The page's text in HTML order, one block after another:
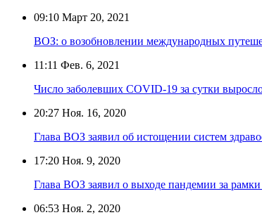
09:10 Март 20, 2021
ВОЗ: о возобновлении международных
11:11 Фев. 6, 2021
Число заболевших COVID-19 за сутки
20:27 Ноя. 16, 2020
Глава ВОЗ заявил об истощении систем
17:20 Ноя. 9, 2020
Глава ВОЗ заявил о выходе пандемии за
06:53 Ноя. 2, 2020